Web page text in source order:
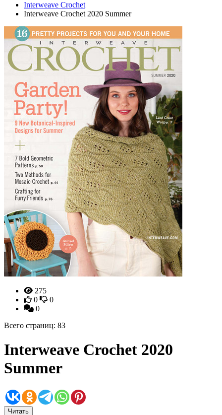
Interweave Crochet
Interweave Crochet 2020 Summer
275
0
0
0
Всего страниц: 83
Interweave Crochet 2020
Summer
Читать